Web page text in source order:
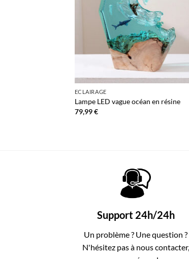
ECLAIRAGE
Lampe LED vague océan en résine
79,99€
Support 24h/24h
Un problème ? Une question ?
N'hésitez pas à nous contacter,